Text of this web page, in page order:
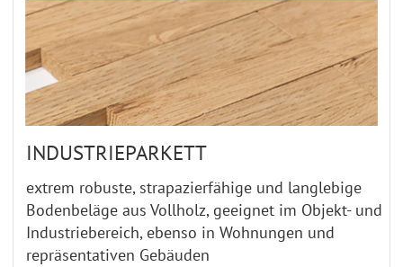
INDUSTRIEPARKETT
extrem robuste, strapazierfähige und langlebige
Bodenbeläge aus Vollholz, geeignet im Objekt- und
Industriebereich, ebenso in Wohnungen und
repräsentativen Gebäuden